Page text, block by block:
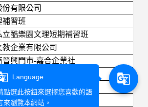
份有限公司
補習班
立酷樂園文理短期補習班
企業有限公司
晉興門市-嘉合企業社
份有限公司
股份有限公司
公司
Language
點選此按鈕來選擇您喜歡的語
來瀏覽本網站。
g_translate